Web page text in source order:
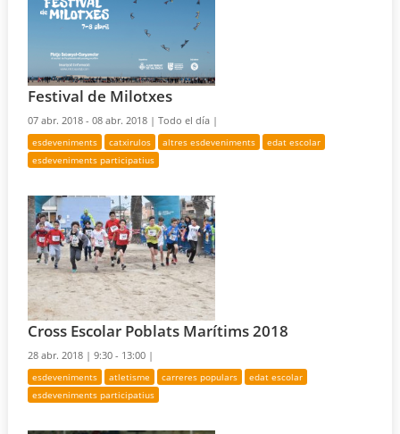
Festival de Milotxes
07 abr. 2018 - 08 abr. 2018 |Todo el día |
esdeveniments catxirulos altres esdeveniments
edat escolar
esdeveniments participatius
Cross Escolar Poblats Marítims 2018
28 abr. 2018 |9:30 - 13:00 |
esdeveniments atletisme carreres populars
edat escolar
esdeveniments participatius